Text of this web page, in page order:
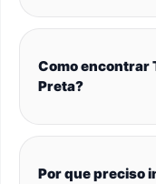
Como encontrar
Preta?
Por que preciso